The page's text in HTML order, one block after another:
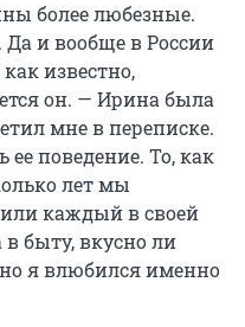
более любезные.
и вообще в России
известно,
он. — Ирина была
мне в переписке.
поведение. То, как
лет мы
каждый в своей
в быту, вкусно ли
я влюбился именно